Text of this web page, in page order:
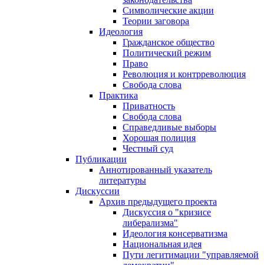
Символические акции
Теории заговора
Идеология
Гражданское общество
Политический режим
Право
Революция и контрреволюция
Свобода слова
Практика
Приватность
Свобода слова
Справедливые выборы
Хорошая полиция
Честный суд
Публикации
Аннотированный указатель
литературы
Дискуссии
Архив предыдущего проекта
Дискуссия о "кризисе
либерализма"
Идеология консерватизма
Национальная идея
Пути легитимации "управляемой